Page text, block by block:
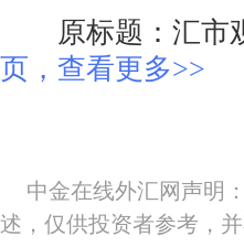
原标题：汇市
页，查看更多>>
中金在线外汇网声明
述，仅供投资者参考，